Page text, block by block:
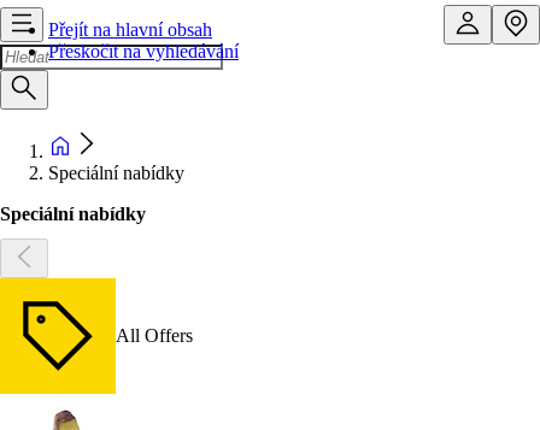
Přejít na hlavní obsah
Přeskočit na vyhledávání
Speciální nabídky
Speciální nabídky
All Offers